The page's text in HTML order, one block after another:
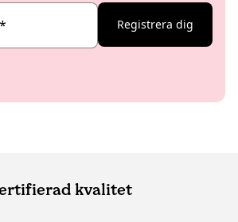
* Registrera dig
kvalitet